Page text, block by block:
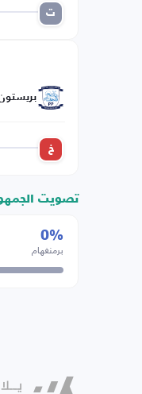
ت
خ
تصويت
0%
برمنغهام